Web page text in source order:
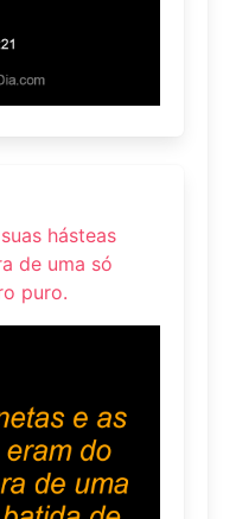
hásteas
de uma só
puro.